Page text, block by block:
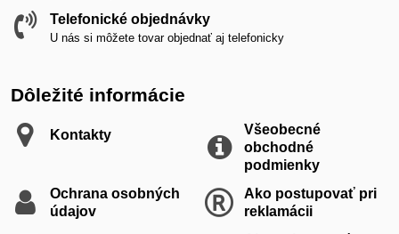
Telefonické objednávky
U nás si môžete tovar objednať aj telefonicky
Dôležité informácie
Kontakty
Všeobecné
obchodné
podmienky
Ochrana osobných
údajov
Ako postupovať pri
reklamácii